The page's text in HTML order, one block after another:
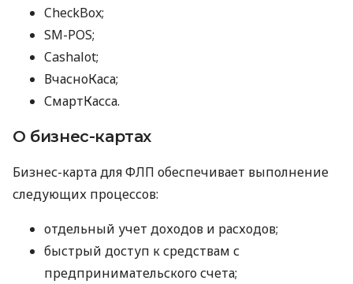
CheckBox;
SM-POS;
Cashalot;
ВчасноКаса;
СмартКасса.
О бизнес-картах
Бизнес-карта для ФЛП обеспечивает выполнение
следующих процессов:
отдельный учет доходов и расходов;
быстрый доступ к средствам с
предпринимательского счета;